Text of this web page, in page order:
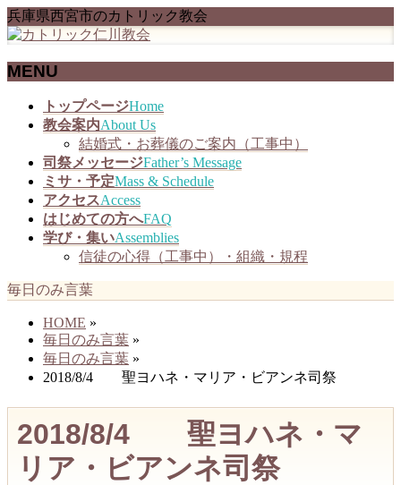
兵庫県西宮市のカトリック教会
MENU
トップページHome
教会案内About Us
結婚式・お葬儀のご案内（工事中）
司祭メッセージFather’s Message
ミサ・予定Mass & Schedule
アクセスAccess
はじめての方へFAQ
学び・集いAssemblies
信徒の心得（工事中）・組織・規程
毎日のみ言葉
HOME »
毎日のみ言葉 »
毎日のみ言葉 »
2018/8/4 聖ヨハネ・マリア・ビアンネ司祭
2018/8/4 聖ヨハネ・マ
リア・ビアンネ司祭